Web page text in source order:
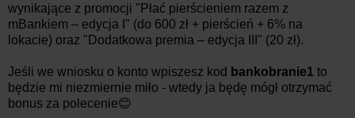
wynikające z promocji "Płać pierścieniem razem z
mBankiem – edycja I" (do 600 zł + pierścień + 6% na
lokacie) oraz "Dodatkowa premia – edycja III" (20 zł).
Jeśli we wniosku o konto wpiszesz kod bankobranie1 to
będzie mi niezmiernie miło - wtedy ja będę mógł otrzymać
bonus za polecenie😊